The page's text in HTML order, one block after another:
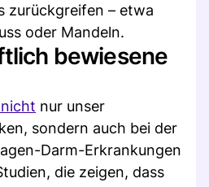
zurückgreifen – etwa
oder Mandeln.
bewiesene
nur unser
sondern auch bei der
Darm-Erkrankungen
die zeigen, dass